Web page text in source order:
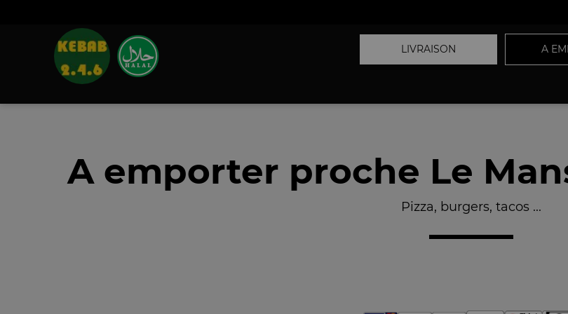
LIVRAISON A
A emporter proche Le
Pizza, burgers, tacos ...